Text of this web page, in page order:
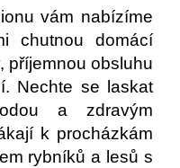
vám nabízíme
chutnou domácí
příjemnou obsluhu
Nechte se laskat
a zdravým
k procházkám
rybníků a lesů s